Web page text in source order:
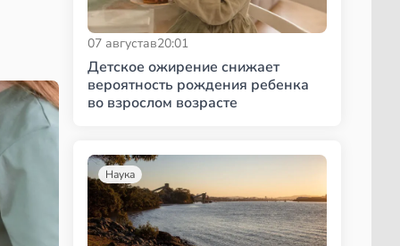
07 августав20:01
Детское ожирение снижает
вероятность рождения ребенка
во взрослом возрасте
Наука